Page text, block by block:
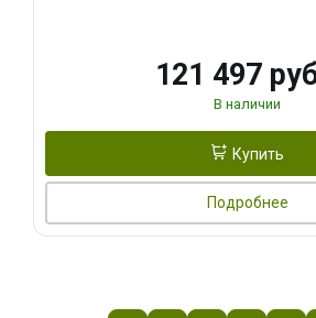
121 497
В наличии
Купить
Подробнее